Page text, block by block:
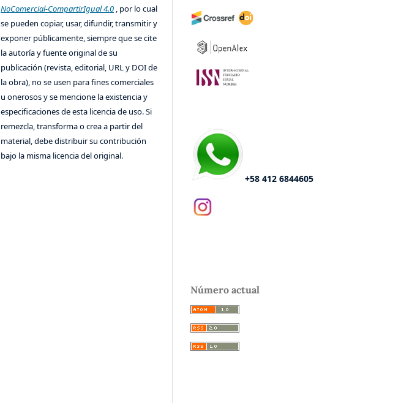
NoComercial-CompartirIgual 4.0 , por lo cual
se pueden copiar, usar, difundir, transmitir y
exponer públicamente, siempre que se cite
la autoría y fuente original de su
publicación (revista, editorial, URL y DOI de
la obra), no se usen para fines comerciales
u onerosos y se mencione la existencia y
especificaciones de esta licencia de uso. Si
remezcla, transforma o crea a partir del
material, debe distribuir su contribución
bajo la misma licencia del original.
+58 412 6844605
Número actual